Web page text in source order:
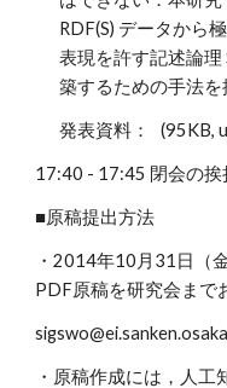
RDF(S) データから
表現を許す記述論理
築するための手法を
発表資料： (95KB,
17:40 - 17:45 閉会の挨
■原稿提出方法
・2014年10月31日（
PDF原稿を研究会まで
・原稿作成には，人工